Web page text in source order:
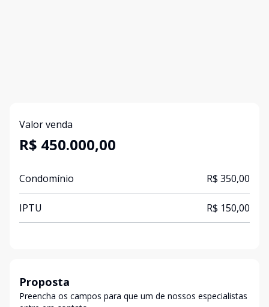
Valor venda
R$ 450.000,00
Condomínio R$ 350,00
IPTU R$ 150,00
Proposta
Preencha os campos para que um de nossos especialistas